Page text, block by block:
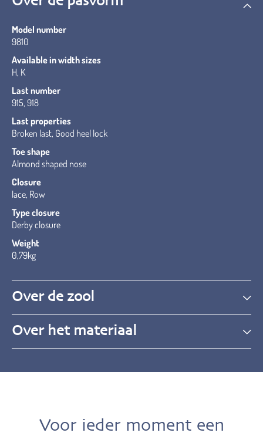
Model number
9810
Available in width sizes
H, K
Last number
915, 918
Last properties
Broken last, Good heel lock
Toe shape
Almond shaped nose
Closure
lace, Row
Type closure
Derby closure
Weight
0,79kg
Over de zool
Over het materiaal
Voor ieder moment een